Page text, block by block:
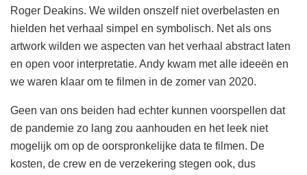
Roger Deakins. We wilden onszelf niet overbelasten en
hielden het verhaal simpel en symbolisch. Net als ons
artwork wilden we aspecten van het verhaal abstract laten
en open voor interpretatie. Andy kwam met alle ideeën en
we waren klaar om te filmen in de zomer van 2020.
Geen van ons beiden had echter kunnen voorspellen dat
de pandemie zo lang zou aanhouden en het leek niet
mogelijk om op de oorspronkelijke data te filmen. De
kosten, de crew en de verzekering stegen ook, dus